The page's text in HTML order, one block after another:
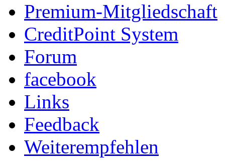
Premium-Mitgliedschaft
CreditPoint System
Forum
facebook
Links
Feedback
Weiterempfehlen